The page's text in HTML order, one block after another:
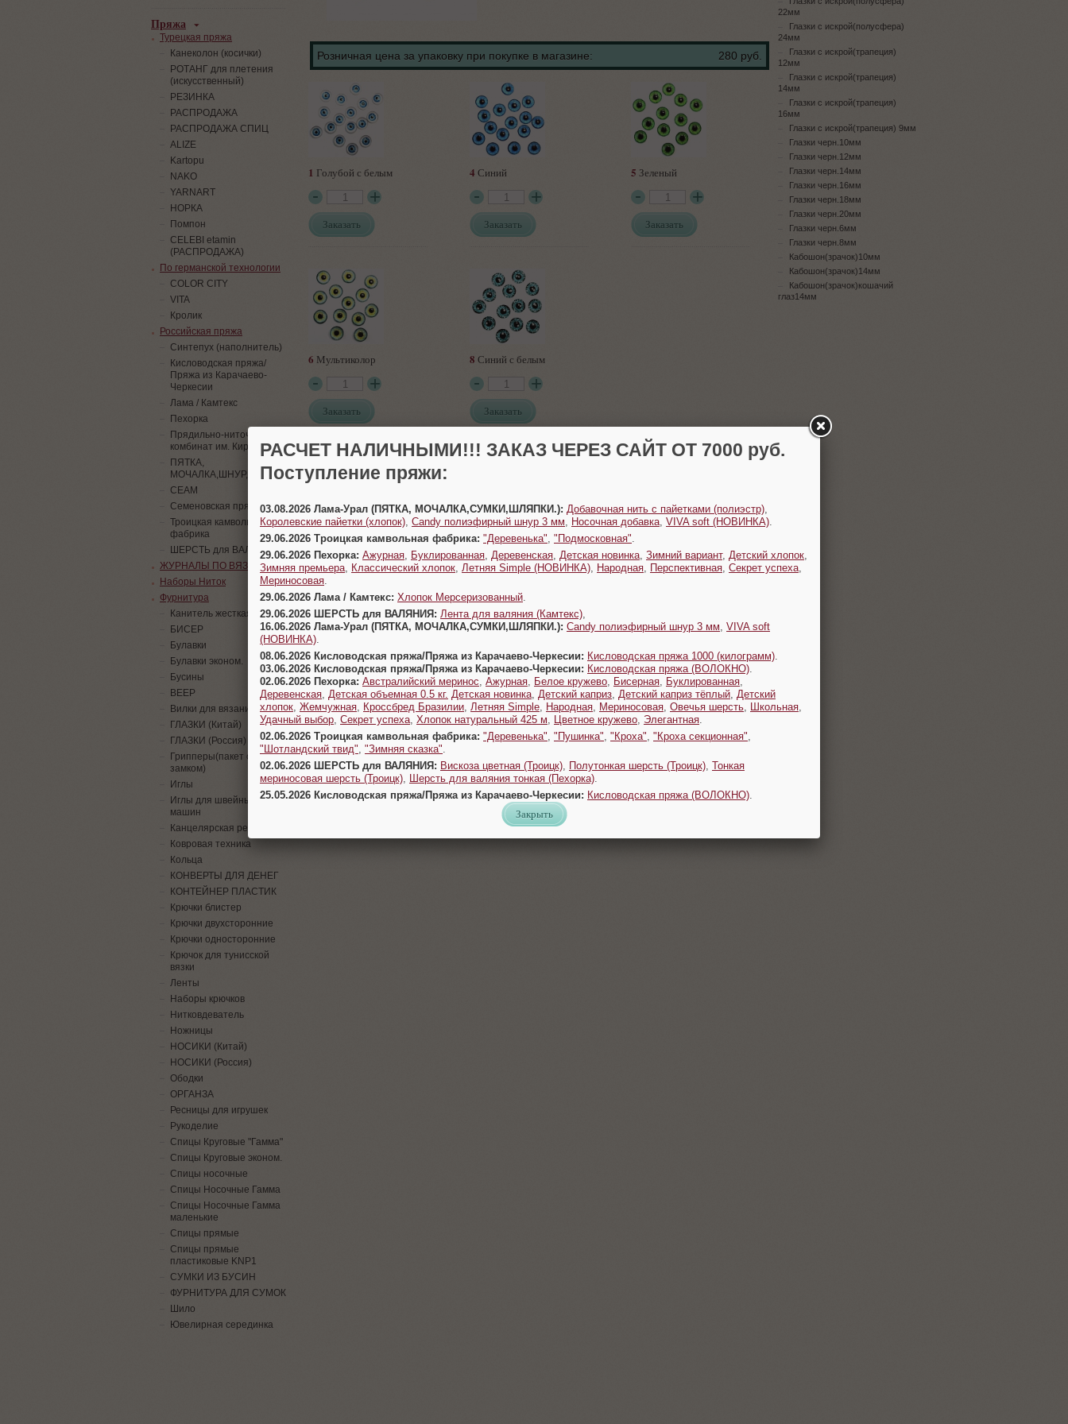
Розничная цена за упаковку при покупке в магазине: 280 руб.
1 Голубой с белым
Заказать
4 Синий
Заказать
5 Зеленый
Заказать
6 Мультиколор
Заказать
8 Синий с белым
Заказать
Пряжа
Турецкая пряжа
Канеколон (косички)
РОТАНГ для плетения
(искусственный)
PЕЗИНКА
РАСПРОДАЖА
РАСПРОДАЖА СПИЦ
ALIZE
Kartopu
NAKO
YARNART
НОРКА
Помпон
СELEBI etamin
(РАСПРОДАЖА)
По германской технологии
COLOR CITY
VITA
Кролик
Российская пряжа
Синтепух (наполнитель)
Кисловодская пряжа/
Пряжа из Карачаево-
Черкесии
Лама / Камтекс
Пехорка
Прядильно-ниточный
комбинат им. Кирова
ПЯТКА,
МОЧАЛКА,ШНУР,ПАЙЕТКИ
СЕАМ
Семеновская пряжа
Троицкая камвольная
фабрика
ШЕРСТЬ для ВАЛЯНИЯ
ЖУРНАЛЫ ПО ВЯЗАНИЮ
Наборы Ниток
Фурнитура
Канитель жесткая
БИСЕР
Булавки
Булавки эконом.
Бусины
ВЕЕР
Вилки для вязания
ГЛАЗКИ (Китай)
ГЛАЗКИ (Россия)
Грипперы(пакет с
замком)
Иглы
Иглы для швейных
машин
Канцелярская резинка
Ковровая техника
Кольца
КОНВЕРТЫ ДЛЯ ДЕНЕГ
КОНТЕЙНЕР ПЛАСТИК
Крючки блистер
Крючки двухсторонние
Крючки односторонние
Крючок для тунисской
вязки
Ленты
Наборы крючков
Нитковдеватель
Ножницы
НОСИКИ (Китай)
НОСИКИ (Россия)
Ободки
ОРГАНЗА
Ресницы для игрушек
Рукоделие
Спицы Круговые "Гамма"
Спицы Круговые эконом.
Спицы носочные
Спицы Носочные Гамма
Спицы Носочные Гамма
маленькие
Спицы прямые
Спицы прямые
пластиковые KNP1
СУМКИ ИЗ БУСИН
ФУРНИТУРА ДЛЯ СУМОК
Шило
Ювелирная серединка
22мм
Глазки с искрой(полусфера)
24мм
Глазки с искрой(трапеция)
12мм
Глазки с искрой(трапеция)
14мм
Глазки с искрой(трапеция)
16мм
Глазки с искрой(трапеция) 9мм
Глазки черн.10мм
Глазки черн.12мм
Глазки черн.14мм
Глазки черн.16мм
Глазки черн.18мм
Глазки черн.20мм
Глазки черн.6мм
Глазки черн.8мм
Кабошон(зрачок)10мм
Кабошон(зрачок)14мм
Кабошон(зрачок)кошачий
глаз14мм
РАСЧЕТ НАЛИЧНЫМИ!!! ЗАКАЗ ЧЕРЕЗ САЙТ ОТ 7000 руб.
Поступление пряжи:
03.08.2026 Лама-Урал (ПЯТКА, МОЧАЛКА,СУМКИ,ШЛЯПКИ.): Добавочная нить с пайетками (полиэстр)
Королевские пайетки (хлопок) Candy полиэфирный шнур 3 мм Носочная добавка VIVA soft (НОВИНКА)
29.06.2026 Троицкая камвольная фабрика: "Деревенька" "Подмосковная"
29.06.2026 Пехорка: Ажурная Буклированная Деревенская Детская новинка Зимний вариант, Детский хлопок
Зимняя премьера
Классический хлопок Летняя Simple (НОВИНКА) Народная Перспективная Секрет успеха
Мериносовая
29.06.2026 Лама / Камтекс: Хлопок Мерсеризованный
29.06.2026 ШЕРСТЬ для ВАЛЯНИЯ: Лента для валяния (Камтекс)
16.06.2026 Лама-Урал (ПЯТКА, МОЧАЛКА,СУМКИ,ШЛЯПКИ.): Candy полиэфирный шнур 3 мм VIVA soft
(НОВИНКА)
08.06.2026 Кисловодская пряжа/Пряжа из Карачаево-Черкесии: Кисловодская пряжа 1000 (килограмм)
03.06.2026 Кисловодская пряжа/Пряжа из Карачаево-Черкесии: Кисловодская пряжа (ВОЛОКНО)
02.06.2026 Пехорка: Австралийский меринос Ажурная Белое кружево Бисерная Буклированная
Деревенская Детская объемная 0.5 кг. Детская новинка Детский каприз Детский каприз тёплый Детский
хлопок Жемчужная Кроссбред Бразилии Летняя Simple Народная Мериносовая Овечья шерсть Школьная
Удачный выбор Секрет успеха Хлопок натуральный 425 м Цветное кружево Элегантная
02.06.2026 Троицкая камвольная фабрика: "Деревенька" "Пушинка" "Кроха" "Кроха секционная"
"Шотландский твид" "Зимняя сказка"
02.06.2026 ШЕРСТЬ для ВАЛЯНИЯ: Вискоза цветная (Троицк) Полутонкая шерсть (Троицк) Тонкая
мериносовая шерсть (Троицк)
Шерсть для валяния тонкая (Пехорка)
25.05.2026 Кисловодская пряжа/Пряжа из Карачаево-Черкесии: Кисловодская пряжа (ВОЛОКНО)
Закрыть